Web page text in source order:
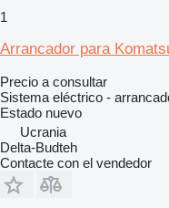
1
Arrancador para
Precio a consultar
Sistema eléctrico -
Estado nuevo
Ucrania
Delta-Budteh
Contacte con el vendedor